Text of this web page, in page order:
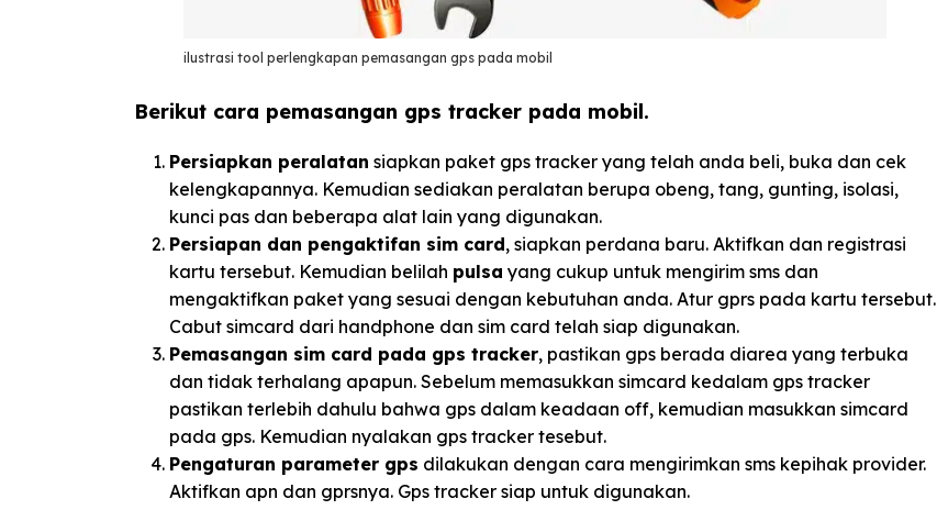
ilustrasi tool perlengkapan pemasangan gps pada mobil
Berikut cara pemasangan gps tracker pada mobil.
Persiapkan peralatan siapkan paket gps tracker yang telah anda beli, buka dan cek
kelengkapannya. Kemudian sediakan peralatan berupa obeng, tang, gunting, isolasi,
kunci pas dan beberapa alat lain yang digunakan.
Persiapan dan pengaktifan sim card, siapkan perdana baru. Aktifkan dan registrasi
kartu tersebut. Kemudian belilah pulsa yang cukup untuk mengirim sms dan
mengaktifkan paket yang sesuai dengan kebutuhan anda. Atur gprs pada kartu tersebut.
Cabut simcard dari handphone dan sim card telah siap digunakan.
Pemasangan sim card pada gps tracker, pastikan gps berada diarea yang terbuka
dan tidak terhalang apapun. Sebelum memasukkan simcard kedalam gps tracker
pastikan terlebih dahulu bahwa gps dalam keadaan off, kemudian masukkan simcard
pada gps. Kemudian nyalakan gps tracker tesebut.
Pengaturan parameter gps dilakukan dengan cara mengirimkan sms kepihak provider.
Aktifkan apn dan gprsnya. Gps tracker siap untuk digunakan.